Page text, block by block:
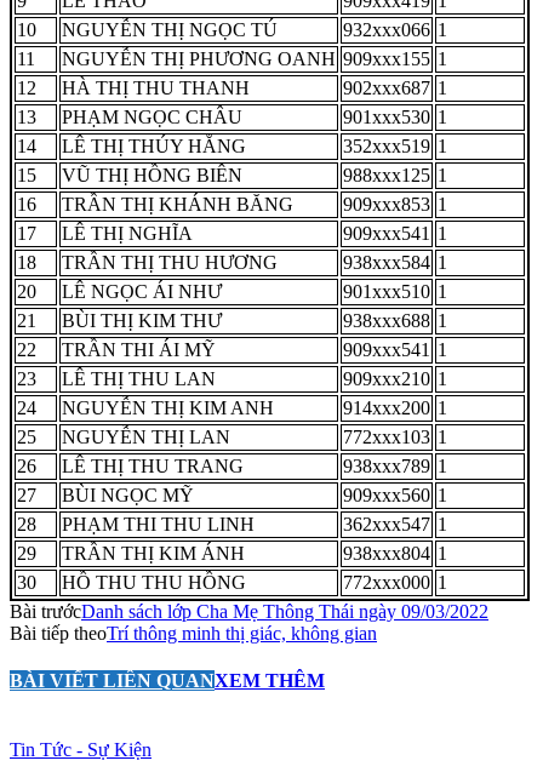
10
NGUYỄN THỊ NGỌC TÚ 932xxx066 1
11
NGUYỄN THỊ PHƯƠNG OANH 909xxx155 1
12
HÀ THỊ THU THANH 902xxx687 1
13
PHẠM NGỌC CHÂU 901xxx530 1
14
LÊ THỊ THÚY HẰNG 352xxx519 1
15
VŨ THỊ HỒNG BIÊN 988xxx125 1
16
TRẦN THỊ KHÁNH BĂNG 909xxx853 1
17
LÊ THỊ NGHĨA 909xxx541 1
18
TRẦN THỊ THU HƯƠNG 938xxx584 1
20
LÊ NGỌC ÁI NHƯ 901xxx510 1
21
BÙI THỊ KIM THƯ 938xxx688 1
22
TRẦN THI ÁI MỸ 909xxx541 1
23
LÊ THỊ THU LAN 909xxx210 1
24
NGUYỄN THỊ KIM ANH 914xxx200 1
25
NGUYỄN THỊ LAN 772xxx103 1
26
LÊ THỊ THU TRANG 938xxx789 1
27
BÙI NGỌC MỸ 909xxx560 1
28
PHẠM THI THU LINH 362xxx547 1
29
TRẦN THỊ KIM ÁNH 938xxx804 1
30
HỒ THU THU HỒNG 772xxx000 1
Bài trướcDanh sách lớp Cha Mẹ Thông Thái ngày 09/03/2022
Bài tiếp theoTrí thông minh thị giác, không gian
BÀI VIẾT LIÊN QUANXEM THÊM
Tin Tức - Sự Kiện